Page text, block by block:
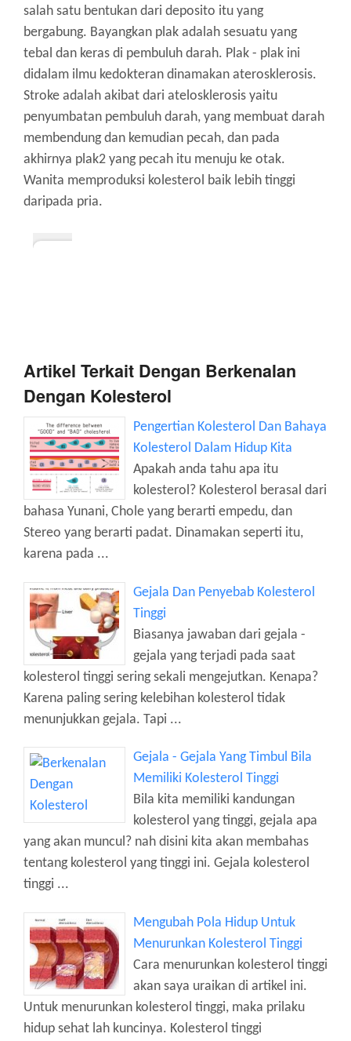
salah satu bentukan dari deposito itu yang
bergabung. Bayangkan plak adalah sesuatu yang
tebal dan keras di pembuluh darah. Plak - plak ini
didalam ilmu kedokteran dinamakan aterosklerosis.
Stroke adalah akibat dari atelosklerosis yaitu
penyumbatan pembuluh darah, yang membuat darah
membendung dan kemudian pecah, dan pada
akhirnya plak2 yang pecah itu menuju ke otak.
Wanita memproduksi kolesterol baik lebih tinggi
daripada pria.
Artikel Terkait Dengan Berkenalan
Dengan Kolesterol
Pengertian Kolesterol Dan Bahaya
Kolesterol Dalam Hidup Kita
Apakah anda tahu apa itu
kolesterol? Kolesterol berasal dari
bahasa Yunani, Chole yang berarti empedu, dan
Stereo yang berarti padat. Dinamakan seperti itu,
karena pada ...
Gejala Dan Penyebab Kolesterol
Tinggi
Biasanya jawaban dari gejala -
gejala yang terjadi pada saat
kolesterol tinggi sering sekali mengejutkan. Kenapa?
Karena paling sering kelebihan kolesterol tidak
menunjukkan gejala. Tapi ...
Gejala - Gejala Yang Timbul Bila
Memiliki Kolesterol Tinggi
Bila kita memiliki kandungan
kolesterol yang tinggi, gejala apa
yang akan muncul? nah disini kita akan membahas
tentang kolesterol yang tinggi ini. Gejala kolesterol
tinggi ...
Mengubah Pola Hidup Untuk
Menurunkan Kolesterol Tinggi
Cara menurunkan kolesterol tinggi
akan saya uraikan di artikel ini.
Untuk menurunkan kolesterol tinggi, maka prilaku
hidup sehat lah kuncinya. Kolesterol tinggi